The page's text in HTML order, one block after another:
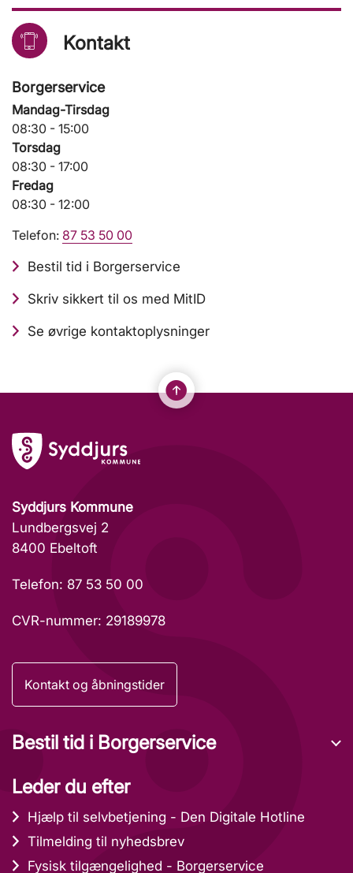
Kontakt
Borgerservice
Mandag-Tirsdag
08:30 - 15:00
Torsdag
08:30 - 17:00
Fredag
08:30 - 12:00
Telefon: 87 53 50 00
Bestil tid i Borgerservice
Skriv sikkert til os med MitID
Se øvrige kontaktoplysninger
Syddjurs Kommune
Lundbergsvej 2
8400 Ebeltoft
Telefon: 87 53 50 00
CVR-nummer: 29189978
Kontakt og åbningstider
Bestil tid i Borgerservice
Leder du efter
Hjælp til selvbetjening - Den Digitale Hotline
Tilmelding til nyhedsbrev
Fysisk tilgængelighed - Borgerservice